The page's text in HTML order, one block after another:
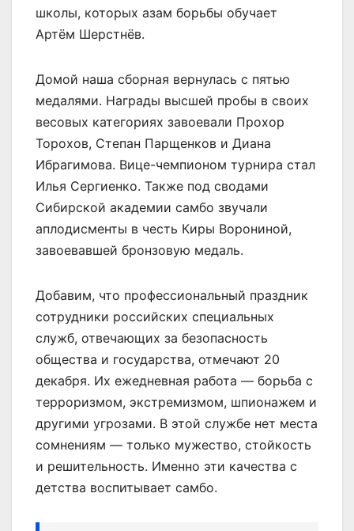
школы, которых азам борьбы обучает
Артём Шерстнёв.
Домой наша сборная вернулась с пятью
медалями. Награды высшей пробы в своих
весовых категориях завоевали Прохор
Торохов, Степан Парщенков и Диана
Ибрагимова. Вице-чемпионом турнира стал
Илья Сергиенко. Также под сводами
Сибирской академии самбо звучали
аплодисменты в честь Киры Ворониной,
завоевавшей бронзовую медаль.
Добавим, что профессиональный праздник
сотрудники российских специальных
служб, отвечающих за безопасность
общества и государства, отмечают 20
декабря. Их ежедневная работа — борьба с
терроризмом, экстремизмом, шпионажем и
другими угрозами. В этой службе нет места
сомнениям — только мужество, стойкость
и решительность. Именно эти качества с
детства воспитывает самбо.